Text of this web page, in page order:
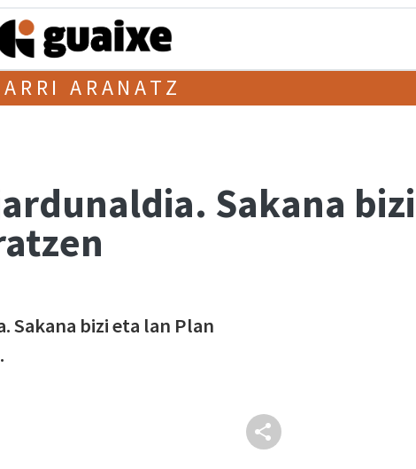
ARANATZ
Sakana
bizi eta lan Plan